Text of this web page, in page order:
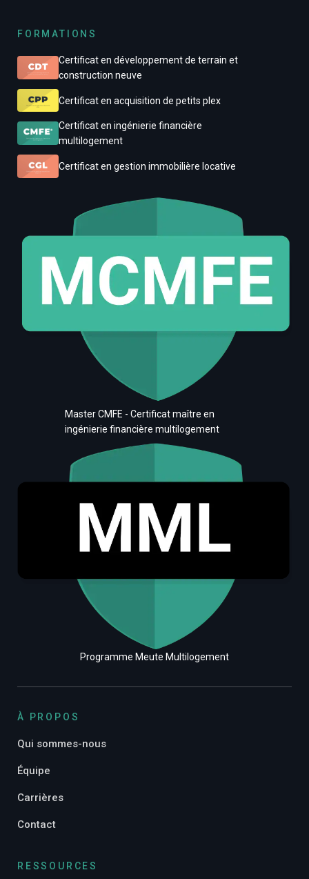
FORMATIONS
Certificat en développement de terrain et
construction neuve
Certificat en acquisition de petits plex
Certificat en ingénierie financière
multilogement
Certificat en gestion immobilière locative
Master CMFE - Certificat maître en
ingénierie financière multilogement
Programme Meute Multilogement
À PROPOS
Qui sommes-nous
Équipe
Carrières
Contact
RESSOURCES